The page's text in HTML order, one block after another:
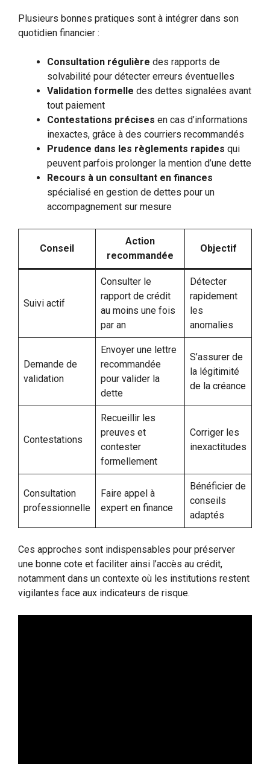
Plusieurs bonnes pratiques sont à intégrer dans son
quotidien financier :
Consultation régulière des rapports de
solvabilité pour détecter erreurs éventuelles
Validation formelle des dettes signalées avant
tout paiement
Contestations précises en cas d’informations
inexactes, grâce à des courriers recommandés
Prudence dans les règlements rapides qui
peuvent parfois prolonger la mention d’une dette
Recours à un consultant en finances
spécialisé en gestion de dettes pour un
accompagnement sur mesure
Conseil
Action
recommandée
Objectif
Suivi actif
Consulter le
rapport de crédit
au moins une fois
par an
Détecter
rapidement
les
anomalies
Demande de
validation
Envoyer une lettre
recommandée
pour valider la
dette
S’assurer de
la légitimité
de la créance
Contestations
Recueillir les
preuves et
contester
formellement
Corriger les
inexactitudes
Consultation
professionnelle
Faire appel à
expert en finance
Bénéficier de
conseils
adaptés
Ces approches sont indispensables pour préserver
une bonne cote et faciliter ainsi l’accès au crédit,
notamment dans un contexte où les institutions restent
vigilantes face aux indicateurs de risque.